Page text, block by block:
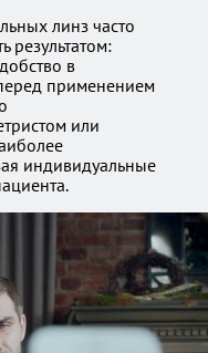
линз часто
результатом:
в
применением
или
индивидуальные